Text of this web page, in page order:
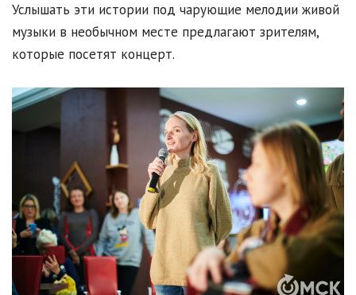
Услышать эти истории под чарующие мелодии живой
музыки в необычном месте предлагают зрителям,
которые посетят концерт.